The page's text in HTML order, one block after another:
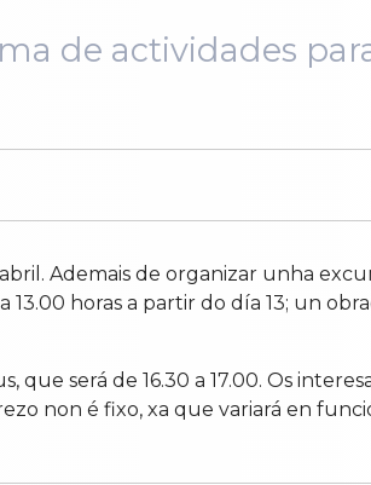
de actividades
Ademais de organizar unha
horas a partir do día 13; un
será de 16.30 a 17.00. Os
non é fixo, xa que variará en